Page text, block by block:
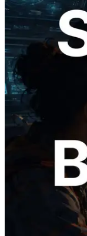
2026.05.24
Validators
이저 공개 —
담당 검증자